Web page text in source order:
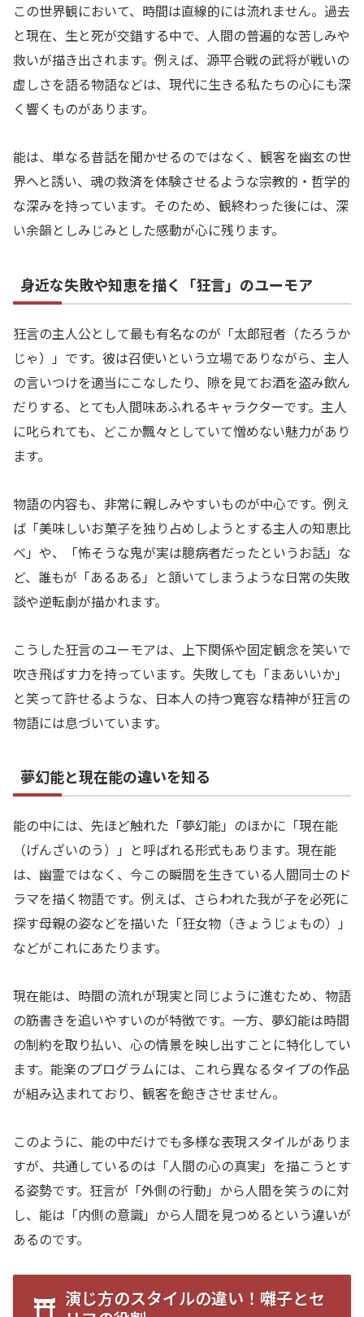
この世界観において、時間は直線的には流れません。過去
と現在、生と死が交錯する中で、人間の普遍的な苦しみや
救いが描き出されます。例えば、源平合戦の武将が戦いの
虚しさを語る物語などは、現代に生きる私たちの心にも深
く響くものがあります。
能は、単なる昔話を聞かせるのではなく、観客を幽玄の世
界へと誘い、魂の救済を体験させるような宗教的・哲学的
な深みを持っています。そのため、観終わった後には、深
い余韻としみじみとした感動が心に残ります。
身近な失敗や知恵を描く「狂言」のユーモア
狂言の主人公として最も有名なのが「太郎冠者（たろうか
じゃ）」です。彼は召使いという立場でありながら、主人
の言いつけを適当にこなしたり、隙を見てお酒を盗み飲ん
だりする、とても人間味あふれるキャラクターです。主人
に叱られても、どこか飄々としていて憎めない魅力があり
ます。
物語の内容も、非常に親しみやすいものが中心です。例え
ば「美味しいお菓子を独り占めしようとする主人の知恵比
べ」や、「怖そうな鬼が実は臆病者だったというお話」な
ど、誰もが「あるある」と頷いてしまうような日常の失敗
談や逆転劇が描かれます。
こうした狂言のユーモアは、上下関係や固定観念を笑いで
吹き飛ばす力を持っています。失敗しても「まあいいか」
と笑って許せるような、日本人の持つ寛容な精神が狂言の
物語には息づいています。
夢幻能と現在能の違いを知る
能の中には、先ほど触れた「夢幻能」のほかに「現在能
（げんざいのう）」と呼ばれる形式もあります。現在能
は、幽霊ではなく、今この瞬間を生きている人間同士のド
ラマを描く物語です。例えば、さらわれた我が子を必死に
探す母親の姿などを描いた「狂女物（きょうじょもの）」
などがこれにあたります。
現在能は、時間の流れが現実と同じように進むため、物語
の筋書きを追いやすいのが特徴です。一方、夢幻能は時間
の制約を取り払い、心の情景を映し出すことに特化してい
ます。能楽のプログラムには、これら異なるタイプの作品
が組み込まれており、観客を飽きさせません。
このように、能の中だけでも多様な表現スタイルがありま
すが、共通しているのは「人間の心の真実」を描こうとす
る姿勢です。狂言が「外側の行動」から人間を笑うのに対
し、能は「内側の意識」から人間を見つめるという違いが
あるのです。
演じ方のスタイルの違い！囃子とセ